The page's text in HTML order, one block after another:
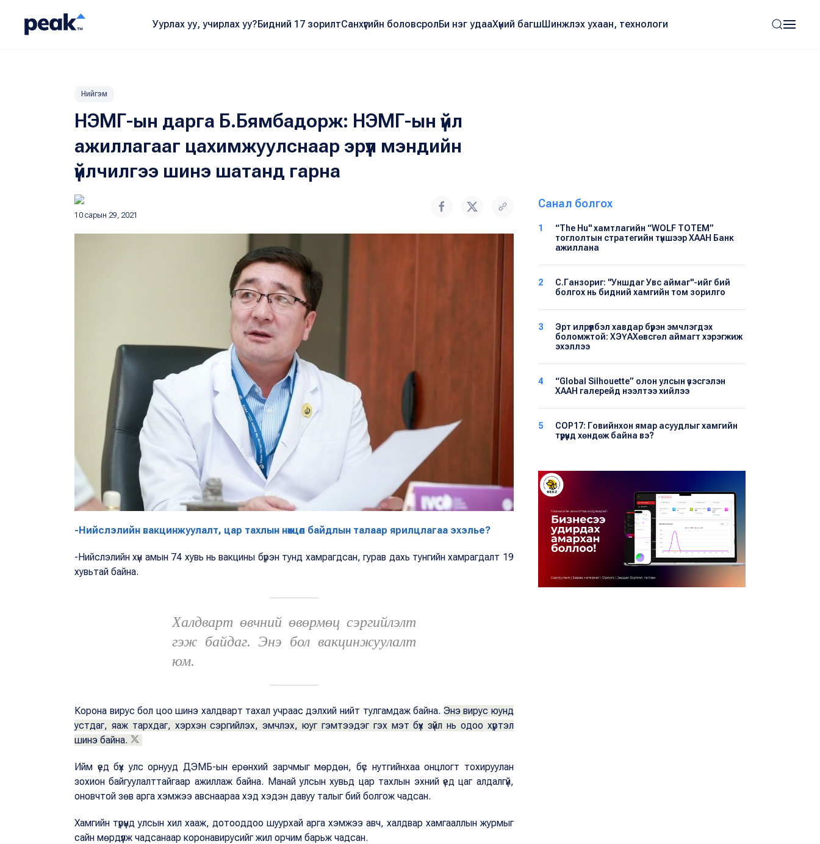
Уурлах уу, учирлах уу?Бидний 17 зорилтСанхүүгийн боловсролБи нэг удааХүний багшШинжлэх ухаан, технологи
Нийгэм
НЭМГ-ын дарга Б.Бямбадорж: НЭМГ-ын үйл
ажиллагааг цахимжуулснаар эрүүл мэндийн
үйлчилгээ шинэ шатанд гарна
10 сарын 29, 2021
-Нийслэлийн вакцинжуулалт, цар тахлын нөхцөл байдлын талаар ярилцлагаа эхэлье?
-Нийслэлийн хүн амын 74 хувь нь вакцины бүрэн тунд хамрагдсан, гурав дахь тунгийн хамрагдалт 19
хувьтай байна.
Халдварт өвчний өвөрмөц сэргийлэлт
гэж байдаг. Энэ бол вакцинжуулалт
юм.
Корона вирус бол цоо шинэ халдварт тахал учраас дэлхий нийт тулгамдаж байна. Энэ вирус юунд
устдаг, яаж тархдаг, хэрхэн сэргийлэх, эмчлэх, юуг гэмтээдэг гэх мэт бүх зүйл нь одоо хүртэл
шинэ байна.
Ийм үед бүх улс орнууд ДЭМБ-ын ерөнхий зарчмыг мөрдөн, бүс нутгийнхаа онцлогт тохируулан
зохион байгуулалттайгаар ажиллаж байна. Манай улсын хувьд цар тахлын эхний үед цаг алдалгүй,
оновчтой зөв арга хэмжээ авснаараа хэд хэдэн давуу талыг бий болгож чадсан.
Хамгийн түрүүнд улсын хил хааж, дотооддоо шуурхай арга хэмжээ авч, халдвар хамгааллын журмыг
сайн мөрдүүлж чадсанаар коронавирусийг жил орчим барьж чадсан.
Санал болгох
1
“The Hu" хамтлагийн “WOLF TOTEM”
тоглолтын стратегийн түншээр ХААН Банк
ажиллана
2
С.Ганзориг: "Уншдаг Увс аймаг"-ийг бий
болгох нь бидний хамгийн том зорилго
3
Эрт илрүүлбэл хавдар бүрэн эмчлэгдэх
боломжтой: ХЭҮА​Хөвсгөл аймагт хэрэгжиж
эхэллээ
4
“Global Silhouette” олон улсын үзэсгэлэн
ХААН галерейд нээлтээ хийлээ
5
COP17: Говийнхон ямар асуудлыг хамгийн
түрүүнд хөндөж байна вэ?